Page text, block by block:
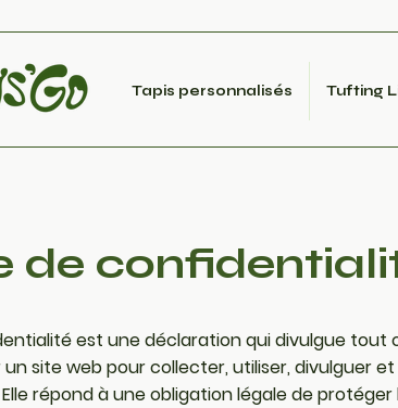
Tapis personnalisés Tufting
de
est une déclaration qui divulgue tout
site web pour collecter, utiliser, divulguer
répond à une obligation légale de